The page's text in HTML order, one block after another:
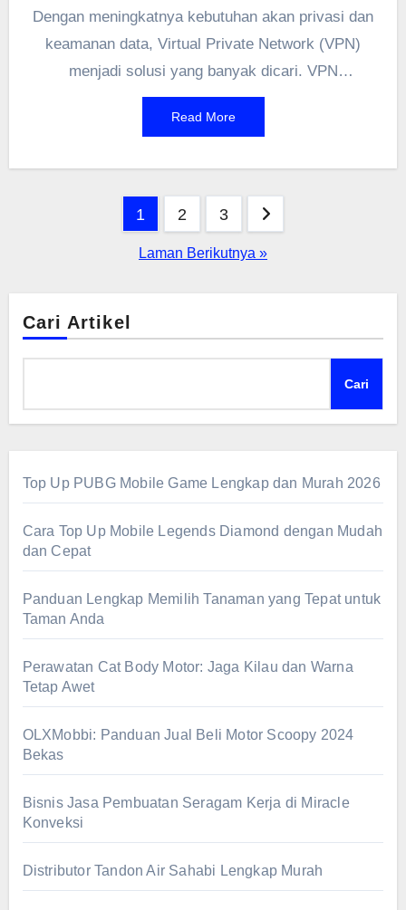
Dengan meningkatnya kebutuhan akan privasi dan
keamanan data, Virtual Private Network (VPN)
menjadi solusi yang banyak dicari. VPN
memungkinkan pengguna untuk menjelajahi
internet dengan lebih aman dan anonim, serta
membahas berbagai aspek terkait penggunaan
VPN, termasuk perbandingan antara VPN gratis
dan berbayar, serta manfaat yang bisa didapatkan
Read More
1 2 3
Laman Berikutnya »
Cari Artikel
Cari
Top Up PUBG Mobile Game Lengkap dan Murah 2026
Cara Top Up Mobile Legends Diamond dengan Mudah
dan Cepat
Panduan Lengkap Memilih Tanaman yang Tepat untuk
Taman Anda
Perawatan Cat Body Motor: Jaga Kilau dan Warna
Tetap Awet
OLXMobbi: Panduan Jual Beli Motor Scoopy 2024
Bekas
Bisnis Jasa Pembuatan Seragam Kerja di Miracle
Konveksi
Distributor Tandon Air Sahabi Lengkap Murah